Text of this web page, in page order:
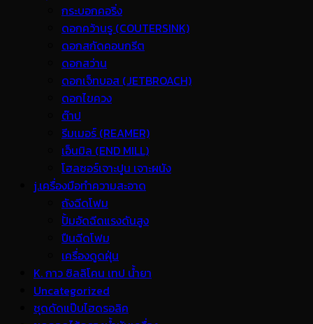
กระบอกคอริ่ง
ดอกคว้านรู (COUTERSINK)
ดอกสกัดคอนกรีต
ดอกสว่าน
ดอกเจ็ทบอส (JETBROACH)
ดอกไขควง
ต๊าป
รีมเมอร์ (REAMER)
เอ็นมิล (END MILL)
โฮลซอร์เจาะปูน เจาะผนัง
j.เครื่องมือทำความสะอาด
ถังฉีดโฟม
ปั้มอัดฉีดแรงดันสูง
ปืนฉีดโฟม
เครื่องดูดฝุ่น
K. กาว ซิลลิโคน เทป น้ำยา
Uncategorized
ชุดดัดแป๊บไฮดรอลิค